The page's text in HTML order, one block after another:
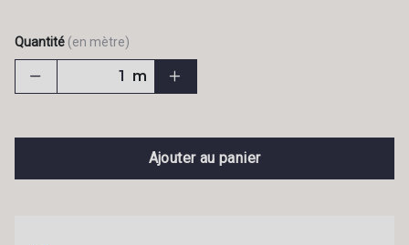
Quantité (en mètre)
m
Ajouter au panier